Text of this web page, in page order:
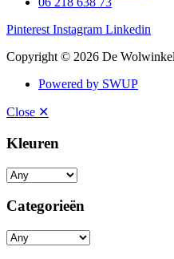
Pinterest Instagram Linkedin
Copyright © 2026 De
Powered by SWUP
Close ✕
Kleuren
Categorieën